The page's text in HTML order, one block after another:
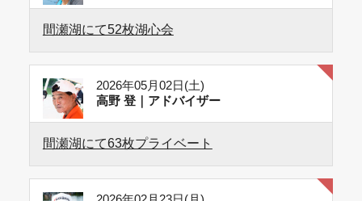
間瀬湖にて52枚湖心会
2026年05月02日(土)
高野 登｜アドバイザー
間瀬湖にて63枚プライベート